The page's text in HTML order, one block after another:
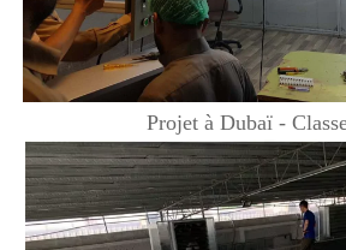
Projet à Dubaï -